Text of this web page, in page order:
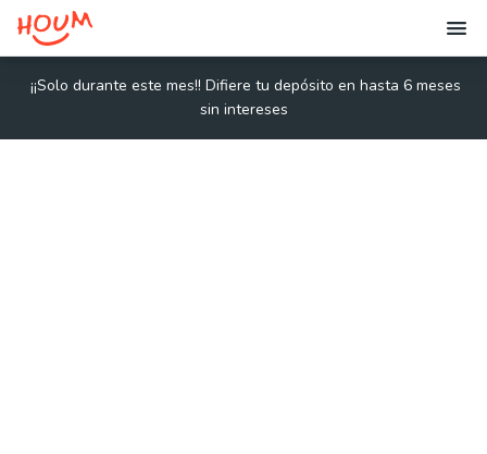
¡¡Solo durante este mes!! Difiere tu depósito en hasta 6 meses
sin intereses